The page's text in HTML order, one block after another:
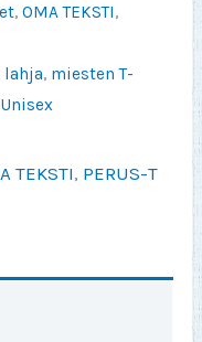
,OMA TEKSTI,
lahja, miesten T-
Unisex
TEKSTI, PERUS-T